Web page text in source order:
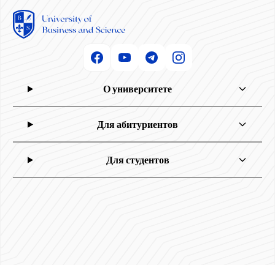
О университете
Для абитуриентов
Для студентов